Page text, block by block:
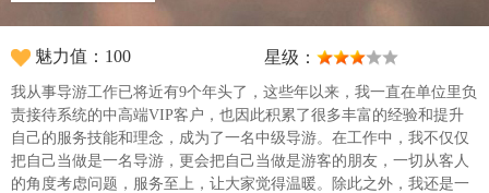
魅力值：100 星级：
我从事导游工作已将近有9个年头了，这些年以来，我一直在单位里负
责接待系统的中高端VIP客户，也因此积累了很多丰富的经验和提升
自己的服务技能和理念，成为了一名中级导游。在工作中，我不仅仅
把自己当做是一名导游，更会把自己当做是游客的朋友，一切从客人
的角度考虑问题，服务至上，让大家觉得温暖。除此之外，我还是一